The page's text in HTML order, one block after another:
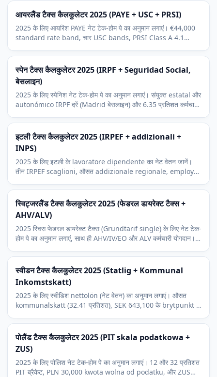
आयरलैंड टैक्स कैलकुलेटर 2025 (PAYE + USC + PRSI)
2025 के लिए आयरिश PAYE नेट टेक-होम पे का अनुमान लगाएं। €44,000
standard rate band, चार USC bands, PRSI Class A 4.1
स्पेन टैक्स कैलकुलेटर 2025 (IRPF + Seguridad Social,
बेसलाइन)
2025 के लिए स्पेनिश नेट टेक-होम पे का अनुमान लगाएं। संयुक्त estatal और
autonómico IRPF दरें (Madrid बेसलाइन) और 6.35 प्रतिशत कर्मचारी
इटली टैक्स कैलकुलेटर 2025 (IRPEF + addizionali +
INPS)
2025 के लिए इटली के lavoratore dipendente का नेट वेतन जानें।
तीन IRPEF scaglioni, औसत addizionale regionale, employee
स्विट्जरलैंड टैक्स कैलकुलेटर 2025 (फेडरल डायरेक्ट टैक्स +
AHV/ALV)
2025 स्विस फेडरल डायरेक्ट टैक्स (Grundtarif single) के लिए नेट टेक-
होम पे का अनुमान लगाएं, साथ ही AHV/IV/EO और ALV कर्मचारी योगदान।
स्वीडन टैक्स कैलकुलेटर 2025 (Statlig + Kommunal
Inkomstskatt)
2025 के लिए स्वीडिश nettolön (नेट वेतन) का अनुमान लगाएं। औसत
kommunalskatt (32.41 प्रतिशत), SEK 643,100 के brytpunkt से
पोलैंड टैक्स कैलकुलेटर 2025 (PIT skala podatkowa +
ZUS)
2025 के लिए पोलिश नेट टेक-होम पे का अनुमान लगाएं। 12 और 32 प्रतिशत
PIT ब्रैकेट, PLN 30,000 kwota wolna od podatku, और ZUS